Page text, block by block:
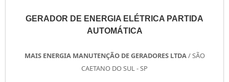
GERADOR DE ENERGIA ELÉTRICA PARTIDA
AUTOMÁTICA
MAIS ENERGIA MANUTENÇÃO DE GERADORES LTDA/ SÃO
CAETANO DO SUL - SP